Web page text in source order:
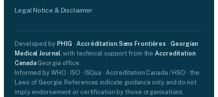
Legal Notice & Disclaimer
Developed by PHIG ·Accréditation Sans Frontières · Georgian
Medical Journal, with technical support from theAccreditation
CanadaGeorgia office.
Informed by WHO · ISO · ISQua · Accreditation Canada / HSO · the
Laws of Georgia. References indicate guidance only and do not
imply endorsement or certification by those organisations.